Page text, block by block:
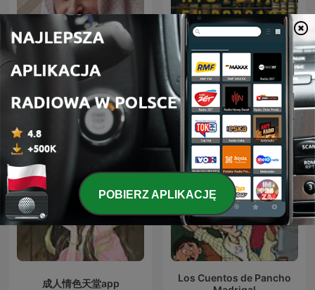
The Holy Quran, Sheikh
Saad Al Ghamdi | القران
الكريم سعد الغامدي
Historia en Podcast
成人情色天堂app
Los Cuentos de Pancho
POBIERZ APLIKACJĘ